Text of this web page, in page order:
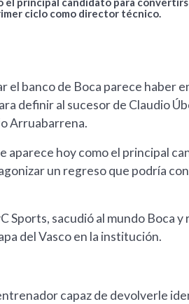
ciclo como director técnico.
el banco de Boca parece
definir al sucesor de Claudio
Arruabarrena.
aparece hoy como el principal
un regreso que podría
Sports, sacudió al mundo Boca
del Vasco en la institución.
capaz de devolverle